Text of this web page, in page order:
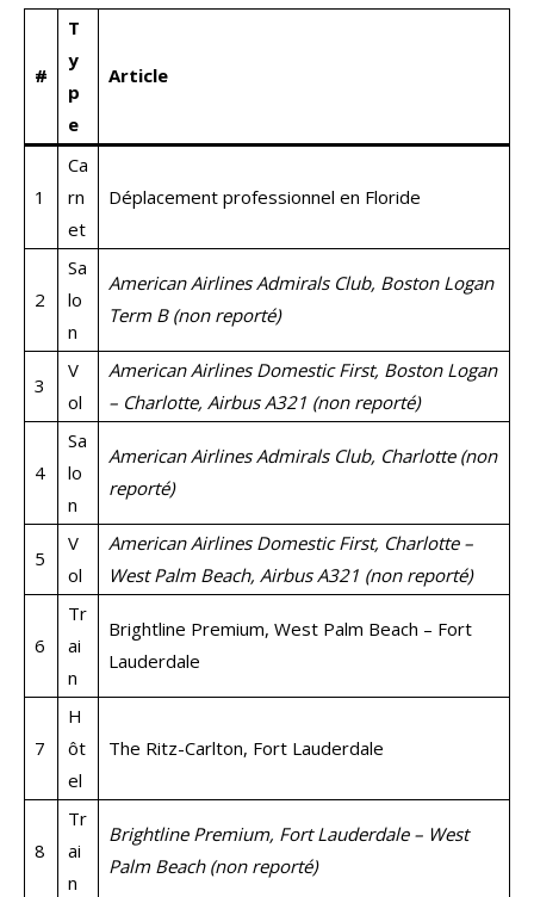
#
T
y
p
e
Article
1
Ca
rn
et
Déplacement professionnel en Floride
2
Sa
lo
n
American Airlines Admirals Club, Boston Logan
Term B (non reporté)
3
V
ol
American Airlines Domestic First, Boston Logan
– Charlotte, Airbus A321 (non reporté)
4
Sa
lo
n
American Airlines Admirals Club, Charlotte (non
reporté)
5
V
ol
American Airlines Domestic First, Charlotte –
West Palm Beach, Airbus A321 (non reporté)
6
Tr
ai
n
Brightline Premium, West Palm Beach – Fort
Lauderdale
7
H
ôt
el
The Ritz-Carlton, Fort Lauderdale
8
Tr
ai
n
Brightline Premium, Fort Lauderdale – West
Palm Beach (non reporté)